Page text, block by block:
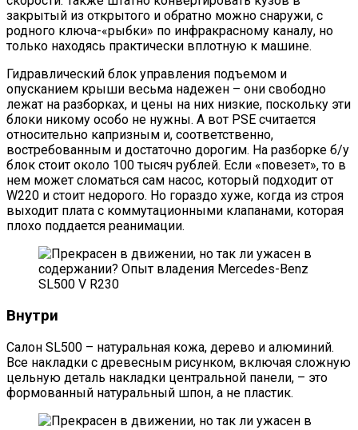
закрытый из открытого и обратно можно снаружи, с
родного ключа-«рыбки» по инфракрасному каналу, но
только находясь практически вплотную к машине.
Гидравлический блок управления подъемом и
опусканием крыши весьма надежен – они свободно
лежат на разборках, и цены на них низкие, поскольку эти
блоки никому особо не нужны. А вот PSE считается
относительно капризным и, соответственно,
востребованным и достаточно дорогим. На разборке б/у
блок стоит около 100 тысяч рублей. Если «повезет», то в
нем может сломаться сам насос, который подходит от
W220 и стоит недорого. Но гораздо хуже, когда из строя
выходит плата с коммутационными клапанами, которая
плохо поддается реанимации.
Внутри
Салон SL500 – натуральная кожа, дерево и алюминий.
Все накладки c древесным рисунком, включая сложную
цельную деталь накладки центральной панели, – это
формованный натуральный шпон, а не пластик.